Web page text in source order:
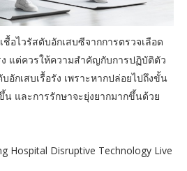
อไวรัสตับอักเสบซีจากการตรวจเลือด
แต่ควรให้ความสำคัญกับการปฏิบัติตัว
อักเสบเรื้อรัง เพราะหากปล่อยไปถึงขั้น
และการรักษาจะยุ่งยากมากขึ้นด้วย
Hospital Disruptive Technology Live